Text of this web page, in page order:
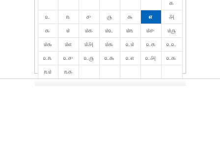
௧
௨
௩ ௪ ௫ ௬ ௭
௮
௯
௰ ௰௧ ௰௨ ௰௩ ௰௪
௰௫
௰௬
௰௭ ௰௮ ௰௯ ௨௰ ௨௧
௨௨
௨௩
௨௪ ௨௫ ௨௬ ௨௭ ௨௮
௨௯
௩௰
௩௧